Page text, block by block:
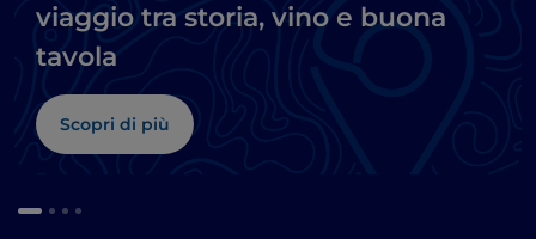
viaggio tra storia, vino e buona
tavola
Scopri di più